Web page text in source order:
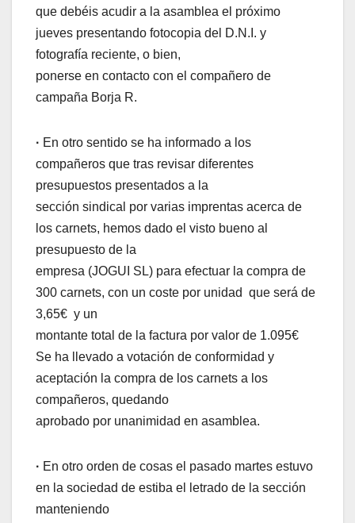
que debéis acudir a la asamblea el próximo
jueves presentando fotocopia del D.N.I. y
fotografía reciente, o bien,
ponerse en contacto con el compañero de
campaña Borja R.
· En otro sentido se ha informado a los
compañeros que tras revisar diferentes
presupuestos presentados a la
sección sindical por varias imprentas acerca de
los carnets, hemos dado el visto bueno al
presupuesto de la
empresa (JOGUI SL) para efectuar la compra de
300 carnets, con un coste por unidad que será de
3,65€ y un
montante total de la factura por valor de 1.095€
Se ha llevado a votación de conformidad y
aceptación la compra de los carnets a los
compañeros, quedando
aprobado por unanimidad en asamblea.
· En otro orden de cosas el pasado martes estuvo
en la sociedad de estiba el letrado de la sección
manteniendo